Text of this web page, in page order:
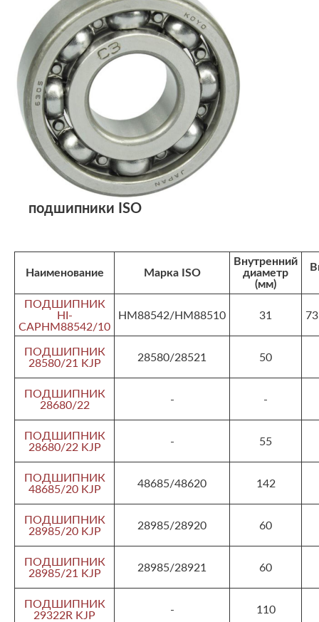
подшипники ISO
Наименование Марка ISO
Внутренний
диаметр
(мм)
ПОДШИПНИК
HI-
CAPHM88542/10
HM88542/HM88510 31
ПОДШИПНИК
28580/21 KJP
28580/28521 50
ПОДШИПНИК
28680/22
- -
ПОДШИПНИК
28680/22 KJP
- 55
ПОДШИПНИК
48685/20 KJP
48685/48620 142
ПОДШИПНИК
28985/20 KJP
28985/28920 60
ПОДШИПНИК
28985/21 KJP
28985/28921 60
ПОДШИПНИК
29322R KJP
- 110